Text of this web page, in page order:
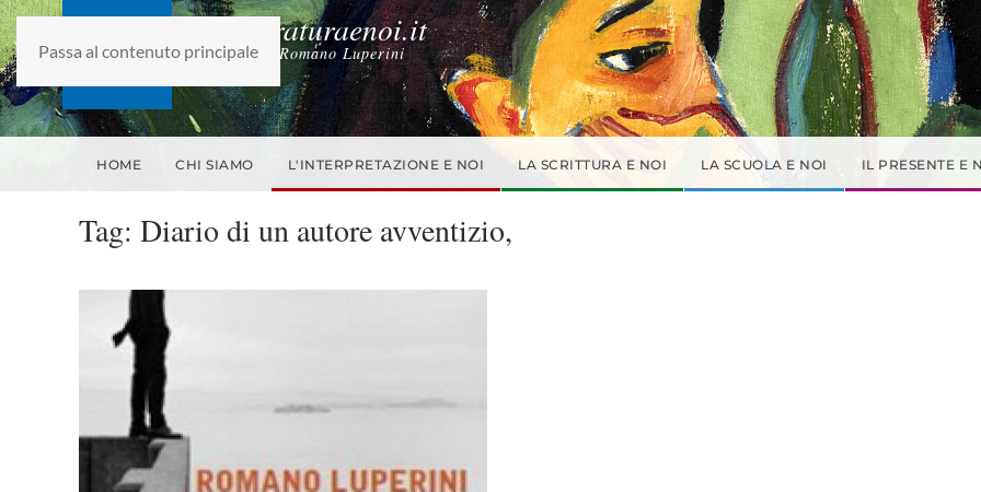
Passa al contenuto principale
laletteraturaenoi.it
fondato da Romano Luperini
HOME CHI SIAMO L'INTERPRETAZIONE E NOI LA SCRITTURA E NOI LA SCUOLA E NOI IL PRESENTE E
Tag: Diario di un autore avventizio,